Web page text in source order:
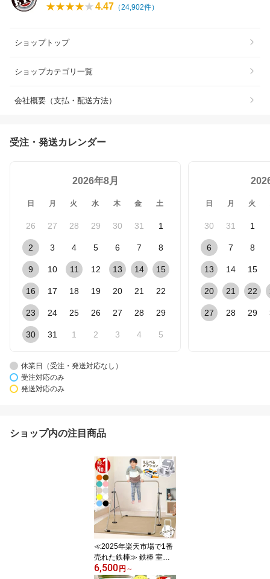
4.47 （24,902件）
ショップトップ
ショップカテゴリ一覧
会社概要（支払・配送方法）
受注・発送カレンダー
2026年8月
日 月 火 水 木 金 土
26 27 28 29 30 31 1
2 3 4 5 6 7 8
9 10 11 12 13 14 15
16 17 18 19 20 21 22
23 24 25 26 27 28 29
30 31 1 2 3 4 5
日 月 火
30 31 1
6 7 8
13 14 15
20 21 22
27 28 29
休業日（受注・発送対応なし）
受注対応のみ
発送対応のみ
ショップ内の注目商品
≪2025年楽天市場で1番
売れた鉄棒≫ 鉄棒 室内
子供 ブランコ 屋内 屋外
6,500 円 ～